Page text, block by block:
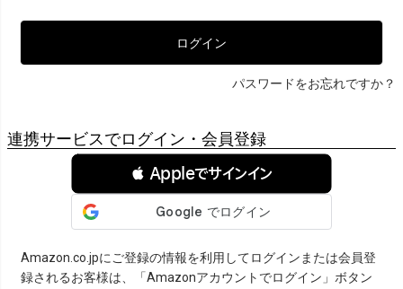
ログイン
パスワードをお忘れですか？
連携サービスでログイン・会員登録
 Appleでサインイン
Amazon.co.jpにご登録の情報を利用してログインまたは会員登
録されるお客様は、「Amazonアカウントでログイン」ボタン